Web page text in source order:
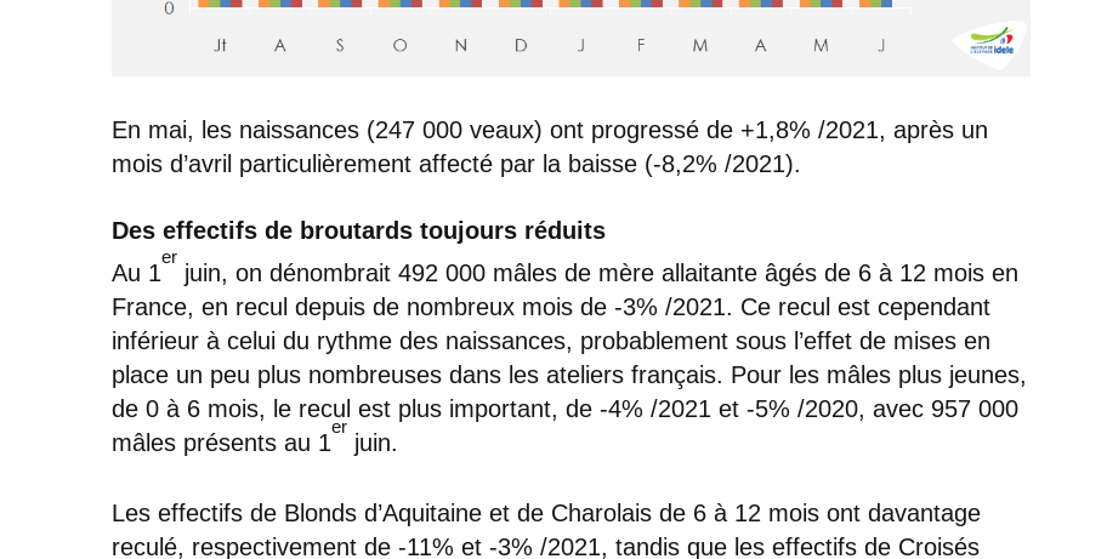
En mai, les naissances (247 000 veaux) ont progressé de +1,8% /2021, après un
mois d’avril particulièrement affecté par la baisse (-8,2% /2021).
Des effectifs de broutards toujours réduits
Au 1
er
juin, on dénombrait 492 000 mâles de mère allaitante âgés de 6 à 12 mois en
France, en recul depuis de nombreux mois de -3% /2021. Ce recul est cependant
inférieur à celui du rythme des naissances, probablement sous l’effet de mises en
place un peu plus nombreuses dans les ateliers français. Pour les mâles plus jeunes,
de 0 à 6 mois, le recul est plus important, de -4% /2021 et -5% /2020, avec 957 000
mâles présents au 1
er
juin.
Les effectifs de Blonds d’Aquitaine et de Charolais de 6 à 12 mois ont davantage
reculé, respectivement de -11% et -3% /2021, tandis que les effectifs de Croisés